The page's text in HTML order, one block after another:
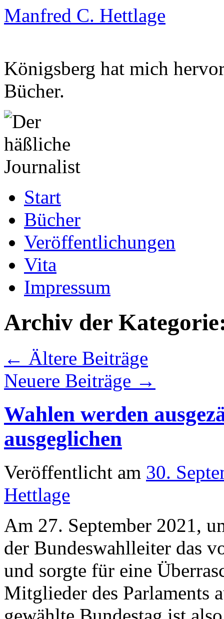
Manfred C. Hettlage
Königsberg hat mich
Bücher.
Inhalt
springenStart
Bücher
Veröffentlichungen
Vita
Impressum
Archiv der
← Ältere Beiträge
Neuere Beiträge →
Wahlen werden
ausgeglichen
Veröffentlicht am 30.
Hettlage
Am 27. September 2021,
der Bundeswahlleiter das
und sorgte für eine
Mitglieder des Parlaments